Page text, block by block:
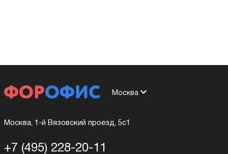
Москва
Москва, 1-й Вязовский проезд, 5с1
+7 (495) 228-20-11